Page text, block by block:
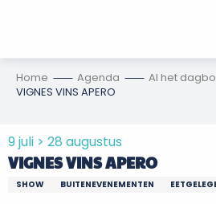
Home Agenda
Al het
VIGNES VINS APERO
9 juli > 28 augustus
VIGNES VINS APERO
SHOW BUITENEVENEMENTEN